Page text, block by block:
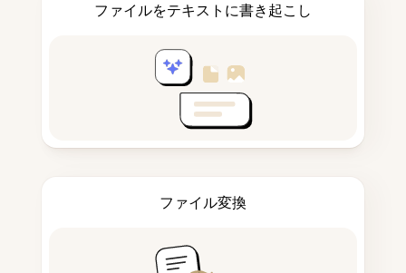
ファイルをテキストに書き起こし
ファイル変換